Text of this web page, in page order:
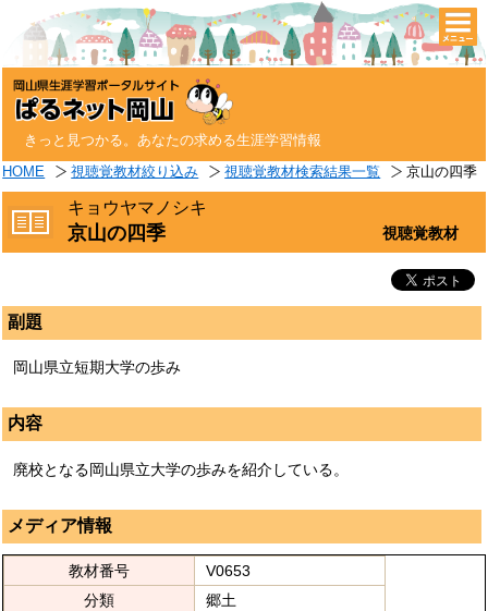
きっと見つかる。あなたの求める生涯学習情報
HOME 視聴覚教材絞り込み 視聴覚教材検索結果一覧 京山の四季
キョウヤマノシキ
京山の四季 視聴覚教材
副題
岡山県立短期大学の歩み
内容
廃校となる岡山県立大学の歩みを紹介している。
メディア情報
教材番号
V0653
分類
郷土